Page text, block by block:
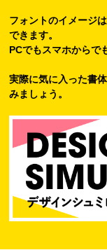
フォントのイメージ
できます。
PCでもスマホからで
実際に気に入った書
みましょう。